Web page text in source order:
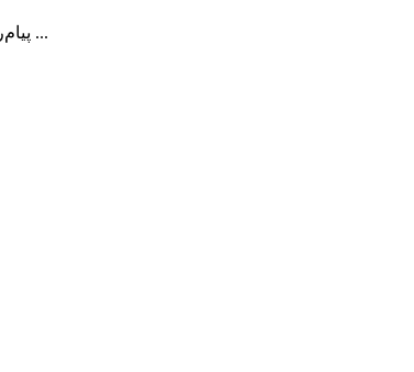
پیام‌رسان آیگپ با انتشار بروزرسانی جدید، یک گام دیگر به اهداف خود نزدیک‌تر شد. این نسخه با تمرکز بر بهبود تجربه کاربری، افزایش امنیت و رفع مشکلات ...